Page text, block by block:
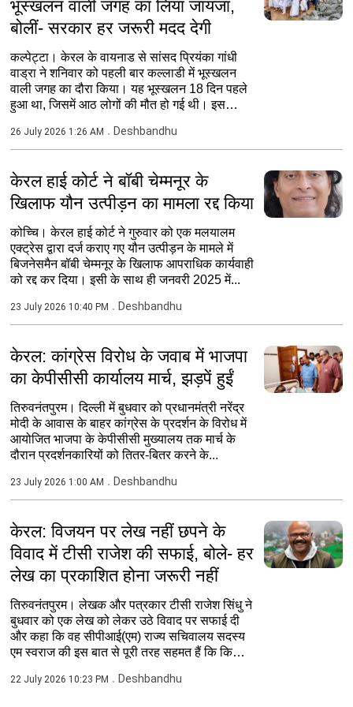
भूस्खलन वाली जगह का लिया जायजा,
बोलीं- सरकार हर जरूरी मदद देगी
कल्पेट्टा। केरल के वायनाड से सांसद प्रियंका गांधी
वाड्रा ने शनिवार को पहली बार कल्लाडी में भूस्खलन
वाली जगह का दौरा किया। यह भूस्खलन 18 दिन पहले
हुआ था, जिसमें आठ लोगों की मौत हो गई थी। इस
26 July 2026 1:26 AM Deshbandhu
केरल हाई कोर्ट ने बॉबी चेम्मनूर के
खिलाफ यौन उत्पीड़न का मामला रद्द किया
कोच्चि। केरल हाई कोर्ट ने गुरुवार को एक मलयालम
एक्ट्रेस द्वारा दर्ज कराए गए यौन उत्पीड़न के मामले में
बिजनेसमैन बॉबी चेम्मनूर के खिलाफ आपराधिक कार्यवाही
को रद्द कर दिया। इसी के साथ ही जनवरी 2025 में...
23 July 2026 10:40 PM Deshbandhu
केरल: कांग्रेस विरोध के जवाब में भाजपा
का केपीसीसी कार्यालय मार्च, झड़पें हुईं
तिरुवनंतपुरम। दिल्ली में बुधवार को प्रधानमंत्री नरेंद्र
मोदी के आवास के बाहर कांग्रेस के प्रदर्शन के विरोध में
आयोजित भाजपा के केपीसीसी मुख्यालय तक मार्च के
दौरान प्रदर्शनकारियों को तितर-बितर करने के...
23 July 2026 1:00 AM Deshbandhu
केरल: विजयन पर लेख नहीं छपने के
विवाद में टीसी राजेश की सफाई, बोले- हर
लेख का प्रकाशित होना जरूरी नहीं
तिरुवनंतपुरम। लेखक और पत्रकार टीसी राजेश सिंधु ने
बुधवार को एक लेख को लेकर उठे विवाद पर सफाई दी
और कहा कि वह सीपीआई(एम) राज्य सचिवालय सदस्य
एम स्वराज की इस बात से पूरी तरह सहमत हैं कि किसी
22 July 2026 10:23 PM Deshbandhu